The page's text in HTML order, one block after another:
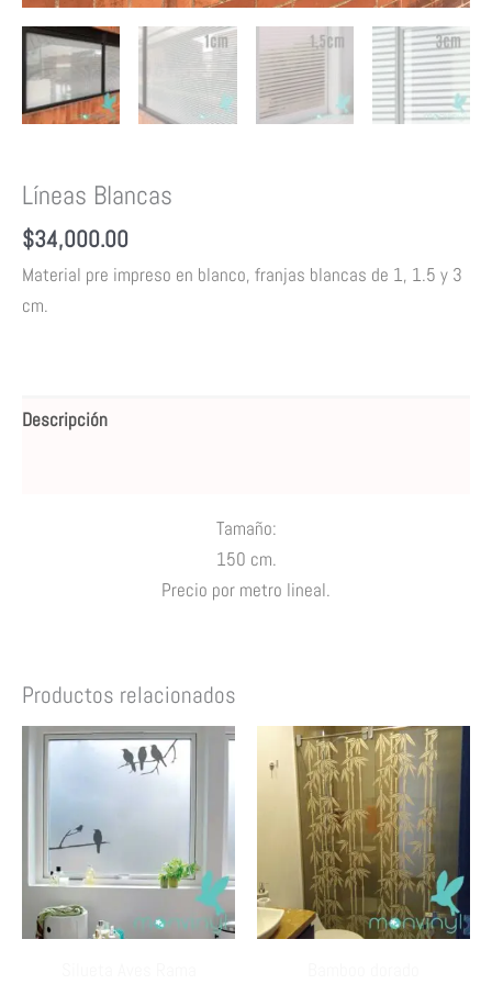
Líneas Blancas
$34,000.00
Material pre impreso en blanco, franjas blancas de 1, 1.5 y 3
cm.
Descripción
Tamaño:
150 cm.
Precio por metro lineal.
Productos relacionados